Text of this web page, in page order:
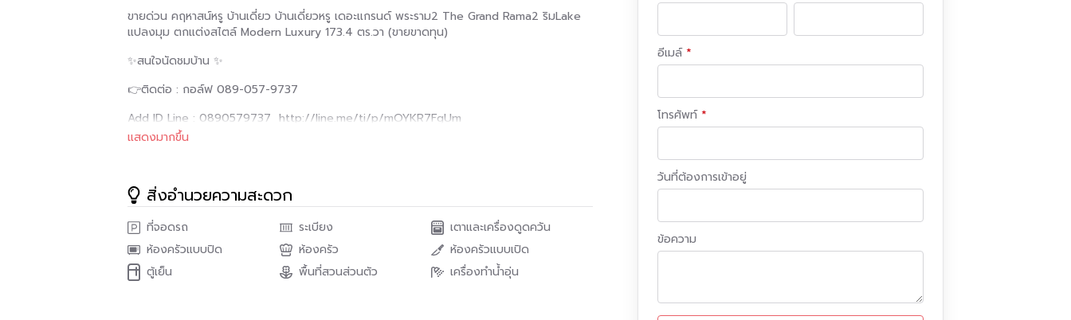
ขายด่วน คฤหาสน์หรู บ้านเดี่ยว บ้านเดี่ยวหรู เดอะแกรนด์ พระราม2 The Grand Rama2 ริม​Lake
แปลงมุม​ ตกแต่งสไตล์​ Modern Luxury​ ​173.4 ตร.วา​ (ขายขาดทุน)
✨สนใจนัดชมบ้าน​ ✨
👉ติดต่อ​ : กอล์ฟ 089-057-9737
Add​ ID​ Line : 0890579737 ‭ http://line.me/ti/p/mOYKR7FgUm
2 ชั้น 400+ ตร.ม. หลังใหญ่
รายละเอียดทั้งหมด
โครงการ : เดอะแกรนด์ พระราม 2 ( The Grand Rama 2 )
แสดงมากขึ้น
สิ่งอำนวยความสะดวก
ที่จอดรถ ระเบียง
เตาและเครื่องดูดควัน
ห้องครัวแบบปิด
ห้องครัว
ห้องครัวแบบเปิด
ตู้เย็น
พื้นที่สวนส่วนตัว เครื่องทำน้ำอุ่น
อีเมล์
โทรศัพท์
วันที่ต้องการเข้าอยู่
ข้อความ